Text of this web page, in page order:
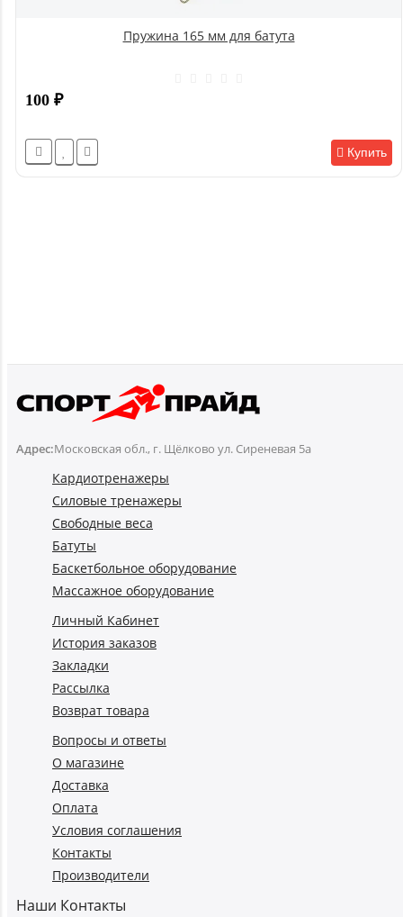
Пружина 165 мм для батута
100 ₽
Купить
Адрес:Московская обл., г. Щёлково ул. Сиреневая 5а
Кардиотренажеры
Силовые тренажеры
Свободные веса
Батуты
Баскетбольное оборудование
Массажное оборудование
Личный Кабинет
История заказов
Закладки
Рассылка
Возврат товара
Вопросы и ответы
О магазине
Доставка
Оплата
Условия соглашения
Контакты
Производители
Наши Контакты